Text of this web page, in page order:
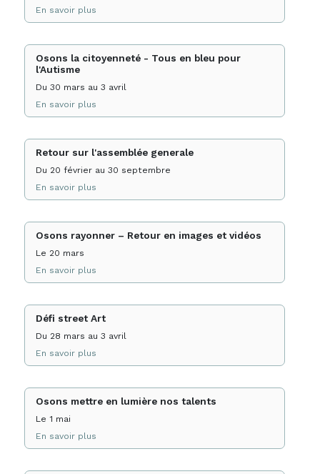
En savoir plus
Osons la citoyenneté - Tous en bleu pour
l'Autisme
Du 30 mars au 3 avril
En savoir plus
Retour sur l'assemblée generale
Du 20 février au 30 septembre
En savoir plus
Osons rayonner – Retour en images et vidéos
Le 20 mars
En savoir plus
Défi street Art
Du 28 mars au 3 avril
En savoir plus
Osons mettre en lumière nos talents
Le 1 mai
En savoir plus